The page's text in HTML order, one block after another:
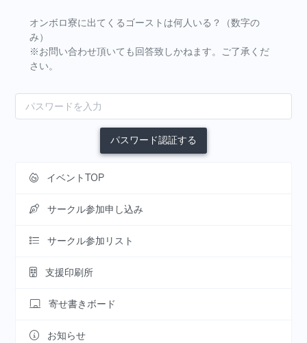
オンボロ寮に出てくるゴーストは何人いる？（数字の
み）
※お問い合わせ頂いても回答致しかねます。ご了承くだ
さい。
パスワード認証する
イベントTOP
サークル参加申し込み
サークル参加リスト
支援印刷所
寄せ書きボード
お知らせ